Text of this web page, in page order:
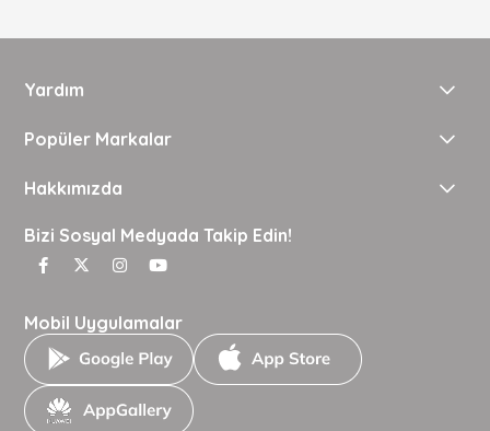
Yardım
Popüler Markalar
Hakkımızda
Bizi Sosyal Medyada Takip Edin!
Mobil Uygulamalar